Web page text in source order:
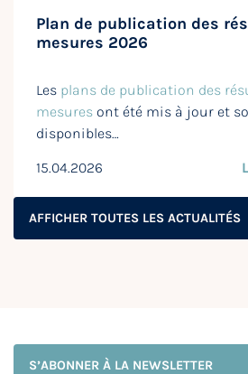
Plan de publication des
mesures 2026
Les plans de publication des
mesures ont été mis à jour et
disponibles…
15.04.2026
AFFICHER TOUTES LES ACTUALITÉS
S’ABONNER À LA NEWSLETTER